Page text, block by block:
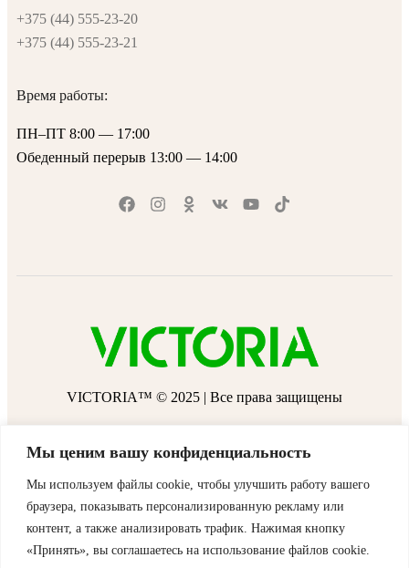
Мы ценим вашу конфиденциальность
Мы используем файлы cookie, чтобы улучшить работу вашего
браузера, показывать персонализированную рекламу или
контент, а также анализировать трафик. Нажимая кнопку
«Принять», вы соглашаетесь на использование файлов cookie.
+375 (44) 555-23-20
+375 (44) 555-23-21
Время работы:
ПН–ПТ 8:00 — 17:00
Обеденный перерыв 13:00 — 14:00
VICTORIA™ © 2025 | Все права защищены
Корзина
Корзина пуста
В каталог